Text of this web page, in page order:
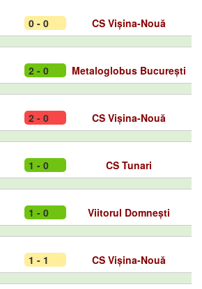
0 - 0 CS Vișina-Nouă
2 - 0 Metaloglobus București
2 - 0 CS Vișina-Nouă
1 - 0 CS Tunari
1 - 0 Viitorul Domnești
1 - 1 CS Vișina-Nouă